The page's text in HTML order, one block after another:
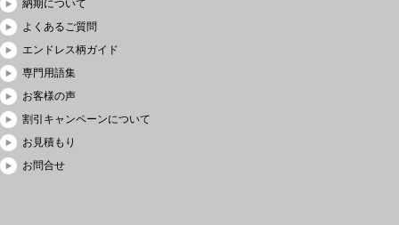
納期について
よくあるご質問
エンドレス柄ガイド
専門用語集
お客様の声
割引キャンペーンについて
お見積もり
お問合せ